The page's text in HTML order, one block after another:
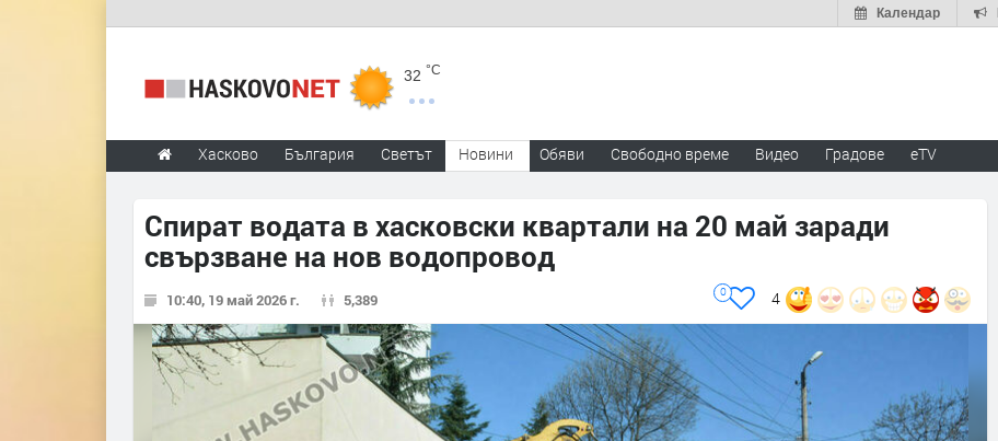
Календар
32 °C
Хасково България Светът Новини Обяви Свободно време Видео Градове eTV
Спират водата в хасковски квартали на 20 май заради
свързване на нов водопровод
10:40, 19 май 2026 г. 5,389 4
0